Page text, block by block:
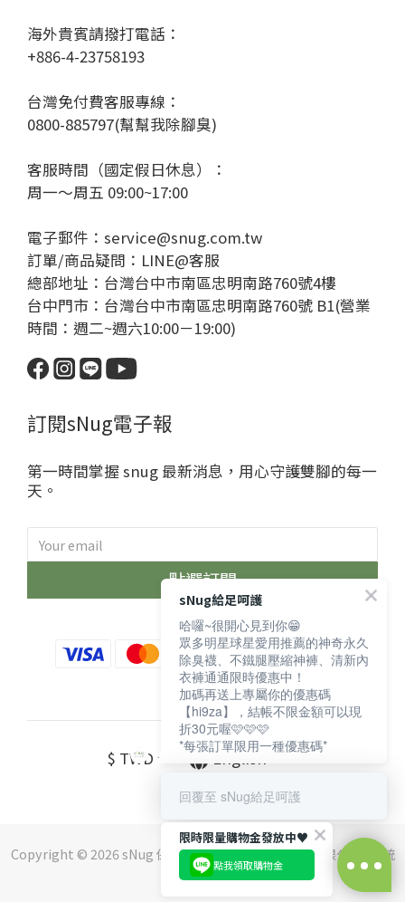
海外貴賓請撥打電話：
+886-4-23758193
台灣免付費客服專線：
0800-885797(幫幫我除腳臭)
客服時間（國定假日休息）：
周一～周五 09:00~17:00
電子郵件：service@snug.com.tw
訂單/商品疑問： LINE@客服
總部地址：台灣台中市南區忠明南路760號4樓
台中門市：台灣台中市南區忠明南路760號 B1(營業
時間：週二~週六10:00－19:00)
訂閱sNug電子報
第一時間掌握 snug 最新消息，用心守護雙腳的每一
天。
點選訂閱
$ TWD English
Copyright © 2026 sNug 保留一切權利 ｜斯傑利企業有限公司 ｜ 統
編：16552210
sNug給足呵護
哈囉~很開心見到你😁
眾多明星球星愛用推薦的神奇永久
除臭襪、不鐵腿壓縮神褲、清新內
衣褲通通限時優惠中！
加碼再送上專屬你的優惠碼
【hi9za】，結帳不限金額可以現
折30元喔🩷🩷🩷
*每張訂單限用一種優惠碼*
回覆至 sNug給足呵護
限時限量購物金發放中♥️
點我領取購物金